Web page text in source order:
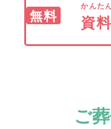
無料
かんた
資
ご